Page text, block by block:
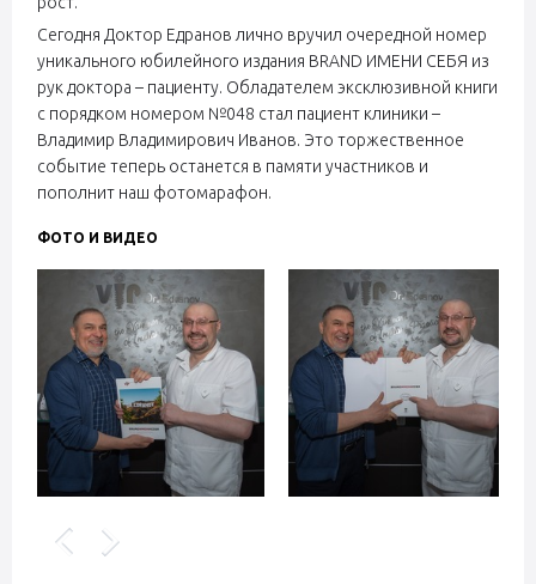
Сегодня Доктор Едранов лично вручил очередной номер
уникального юбилейного издания BRAND ИМЕНИ СЕБЯ из
рук доктора – пациенту. Обладателем эксклюзивной книги
с порядком номером №048 стал пациент клиники –
Владимир Владимирович Иванов. Это торжественное
событие теперь останется в памяти участников и
пополнит наш фотомарафон.
ФОТО И ВИДЕО